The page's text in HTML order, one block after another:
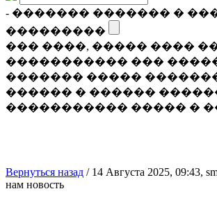
- ������� ������� �
���������
��� ����, ����� ����
����������� ���
������� �����
������ � ������
����������� ����� �
Вернуться назад / 14 Августа 2025, 09:43,
нам новость